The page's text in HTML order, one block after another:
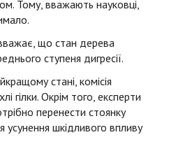
Тому, вважають науковці,
що стан дерева
ступеня дигресії.
стані, комісія
гілки. Окрім того, експерти
перенести стоянку
усунення шкідливого впливу